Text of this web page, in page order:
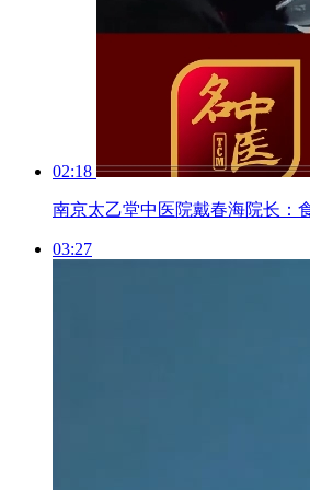
02:18
南京太乙堂中医院戴春海院长：
03:27